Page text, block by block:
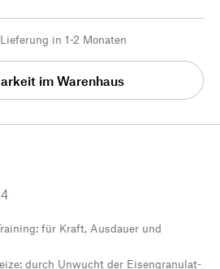
Lieferung in 1-2 Monaten
im Warenhaus
für Kraft, Ausdauer und
durch Unwucht der Eisengranulat-